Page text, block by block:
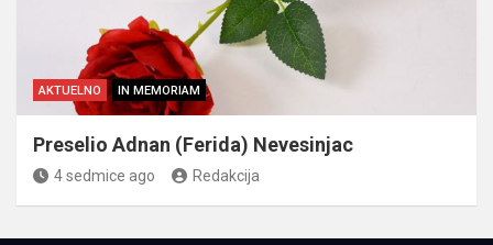
AKTUELNO IN MEMORIAM
Preselio Adnan (Ferida) Nevesinjac
4 sedmice ago Redakcija